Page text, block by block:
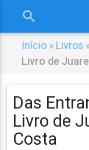
search
Início » Livros
Livro de
Das
Livro de
Costa